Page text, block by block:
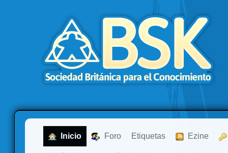
Inicio Foro Etiquetas Ezine